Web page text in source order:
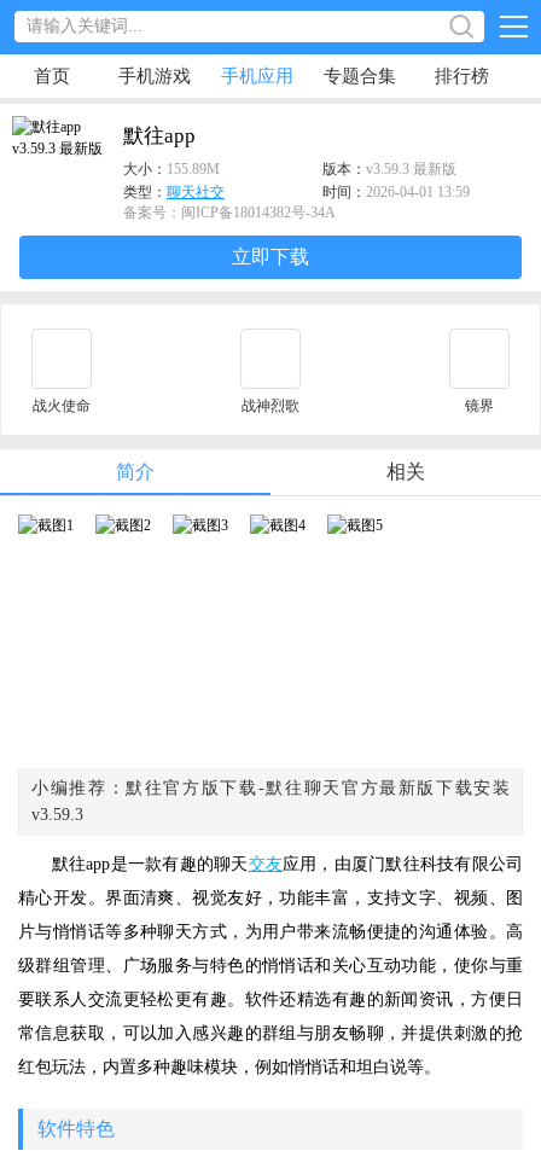
首页 手机游戏 手机应用 专题合集 排行榜
默往app
大小： 155.89M 版本： v3.59.3 最新版
类型： 聊天社交 时间： 2026-04-01 13:59
备案号：闽ICP备18014382号-34A
立即下载
战火使命 战神烈歌 镜界
简介 相关
小编推荐：默往官方版下载-默往聊天官方最新版下载安装
v3.59.3
默往app是一款有趣的聊天交友应用，由厦门默往科技有限公司
精心开发。界面清爽、视觉友好，功能丰富，支持文字、视频、图
片与悄悄话等多种聊天方式，为用户带来流畅便捷的沟通体验。高
级群组管理、广场服务与特色的悄悄话和关心互动功能，使你与重
要联系人交流更轻松更有趣。软件还精选有趣的新闻资讯，方便日
常信息获取，可以加入感兴趣的群组与朋友畅聊，并提供刺激的抢
红包玩法，内置多种趣味模块，例如悄悄话和坦白说等。
软件特色